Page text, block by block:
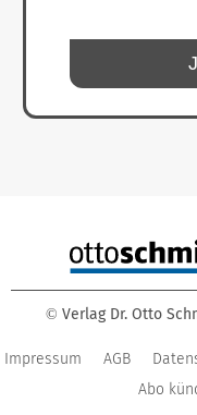
© Verlag Dr. Otto
Impressum AGB
Abo